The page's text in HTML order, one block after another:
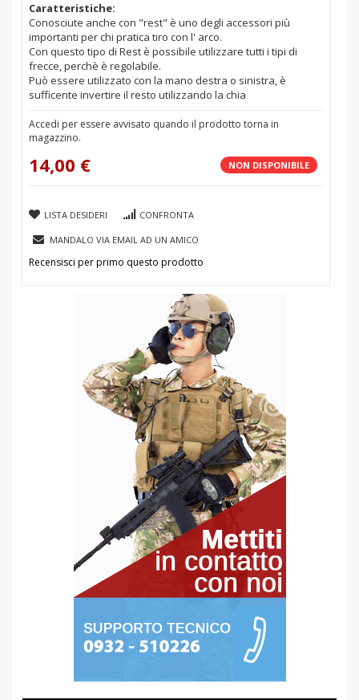
Caratteristiche:
Conosciute anche con "rest" è uno degli accessori più
importanti per chi pratica tiro con l' arco.
Con questo tipo di Rest è possibile utilizzare tutti i tipi di
frecce, perchè è regolabile.
Può essere utilizzato con la mano destra o sinistra, è
sufficente invertire il resto utilizzando la chia
Accedi per essere avvisato quando il prodotto torna in
magazzino.
NON DISPONIBILE
14,00 €
LISTA DESIDERI CONFRONTA
MANDALO VIA EMAIL AD UN AMICO
Recensisci per primo questo prodotto